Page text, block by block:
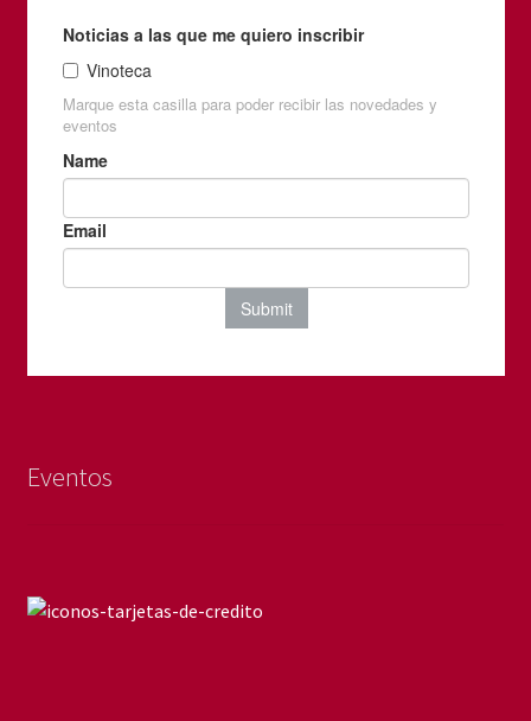
Eventos